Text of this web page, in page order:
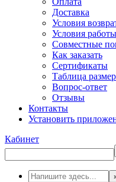
Доставка
Условия
Условия работы
Совместные
Как заказать
Сертификаты
Таблица
Вопрос-ответ
Отзывы
Контакты
Установить
Кабинет